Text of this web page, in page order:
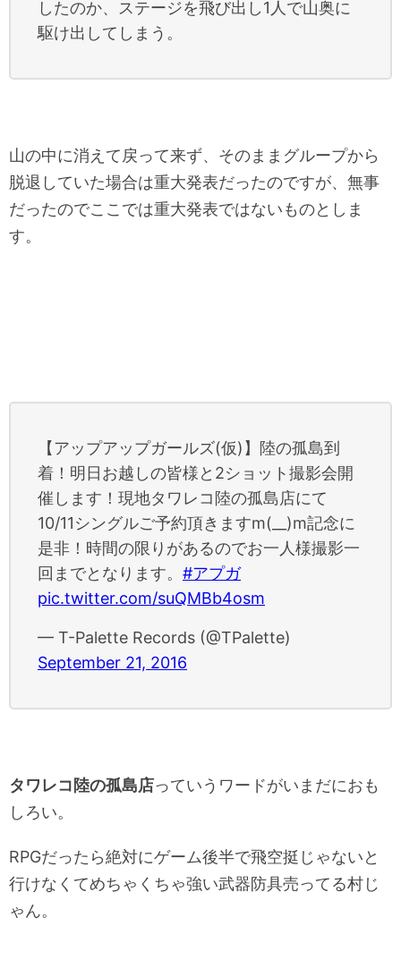
したのか、ステージを飛び出し1人で山奥に
駆け出してしまう。
山の中に消えて戻って来ず、そのままグループから
脱退していた場合は重大発表だったのですが、無事
だったのでここでは重大発表ではないものとしま
す。
【アップアップガールズ(仮)】陸の孤島到
着！明日お越しの皆様と2ショット撮影会開
催します！現地タワレコ陸の孤島店にて
10/11シングルご予約頂きますm(__)m記念に
是非！時間の限りがあるのでお一人様撮影一
回までとなります。 #アプガ
pic.twitter.com/suQMBb4osm
— T-Palette Records (@TPalette)
September 21, 2016
タワレコ陸の孤島店っていうワードがいまだにおも
しろい。
RPGだったら絶対にゲーム後半で飛空挺じゃないと
行けなくてめちゃくちゃ強い武器防具売ってる村じ
ゃん。